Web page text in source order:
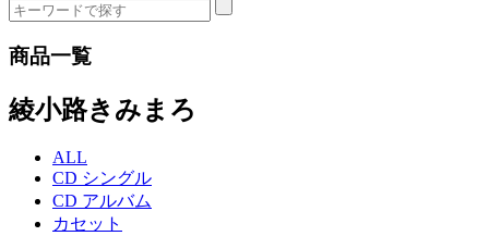
商品一覧
綾小路きみまろ
ALL
CD シングル
CD アルバム
カセット